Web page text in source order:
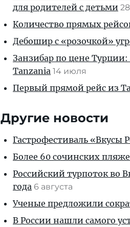
для родителей с детьми
Количество прямых
Дебошир с «розочкой»
Занзибар по цене
Tanzania 14 июля
Первый прямой рейс из
Другие новости
Гастрофестиваль «Вкусы
Более 60 сочинских
Российский турпоток во
года 6 августа
Ученые предложили
В России нашли самого